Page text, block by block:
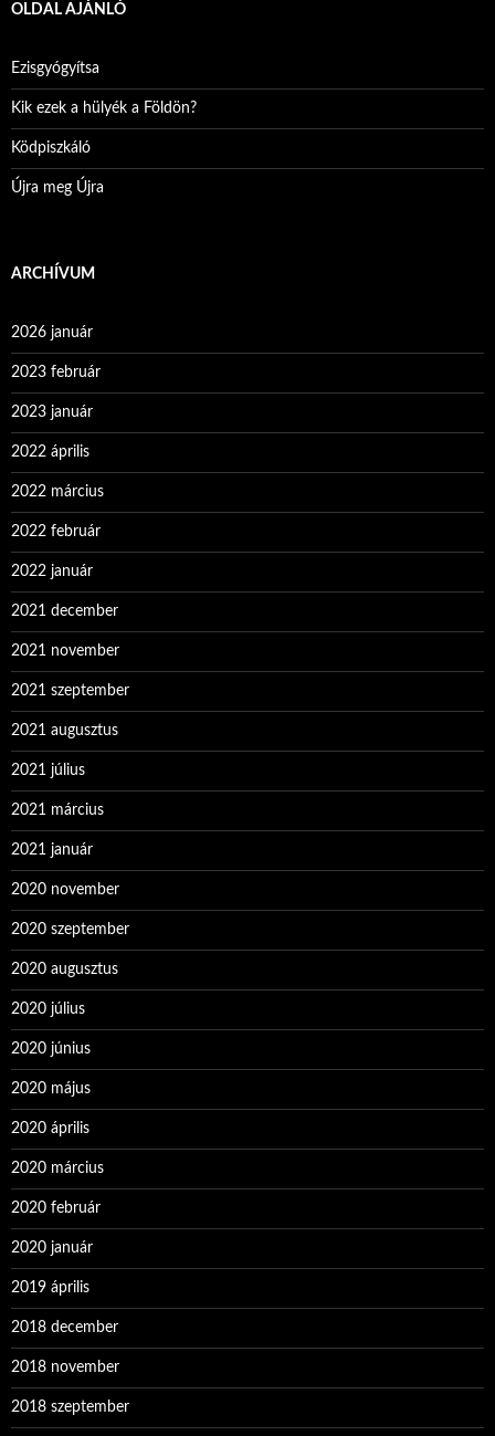
OLDAL AJÁNLÓ
Ezisgyógyítsa
Kik ezek a hülyék a Földön?
Ködpiszkáló
Újra meg Újra
ARCHÍVUM
2026 január
2023 február
2023 január
2022 április
2022 március
2022 február
2022 január
2021 december
2021 november
2021 szeptember
2021 augusztus
2021 július
2021 március
2021 január
2020 november
2020 szeptember
2020 augusztus
2020 július
2020 június
2020 május
2020 április
2020 március
2020 február
2020 január
2019 április
2018 december
2018 november
2018 szeptember